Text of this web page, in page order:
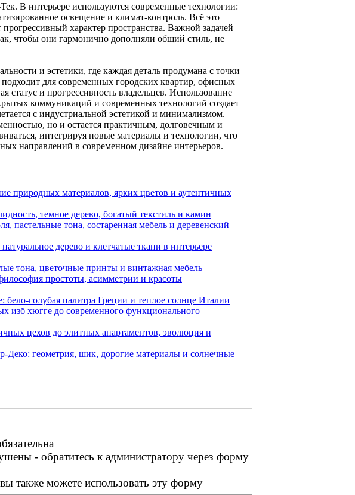
В интерьере используются современные технологии:
освещение и климат-контроль. Всё это
характер пространства. Важной задачей
чтобы они гармонично дополняли общий стиль, не
и эстетики, где каждая деталь продумана с точки
для современных городских квартир, офисных
статус и прогрессивность владельцев. Использование
коммуникаций и современных технологий создает
с индустриальной эстетикой и минимализмом.
но и остается практичным, долговечным и
интегрируя новые материалы и технологии, что
направлений в современном дизайне интерьеров.
природных материалов, ярких цветов и аутентичных
темное дерево, богатый текстиль и камин
пастельные тона, состаренная мебель и деревенский
дерево и клетчатые ткани в интерьере
тона, цветочные принты и винтажная мебель
простоты, асимметрии и красоты
бело-голубая палитра Греции и теплое солнце Италии
изб хюгге до современного функционального
цехов до элитных апартаментов, эволюция и
Деко: геометрия, шик, дорогие материалы и солнечные
- обратитесь к администратору через форму
также можете использовать эту форму